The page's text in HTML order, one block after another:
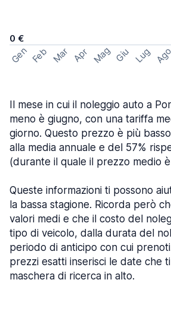
0 €
Gen Feb Mar Apr Mag Giu Lug Ago
Il mese in cui il noleggio auto a
meno è giugno, con una tariffa
giorno. Questo prezzo è più
alla media annuale e del 57%
(durante il quale il prezzo medio
Queste informazioni ti possono
la bassa stagione. Ricorda però
valori medi e che il costo del
tipo di veicolo, dalla durata del
periodo di anticipo con cui
prezzi esatti inserisci le date che
maschera di ricerca in alto.